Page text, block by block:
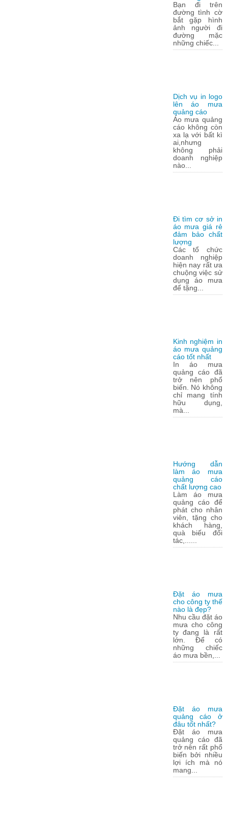
Bạn đi trên
đường tình cờ
bắt gặp hình
ảnh người đi
đường mặc
những chiếc...
Dịch vụ in logo
lên áo mưa
quảng cáo
Áo mưa quảng
cáo không còn
xa lạ với bất kì
ai,nhưng
không phải
doanh nghiệp
nào...
Đi tìm cơ sở in
áo mưa giá rẻ
đảm bảo chất
lượng
Các tổ chức
doanh nghiệp
hiện nay rất ưa
chuộng việc sử
dụng áo mưa
để tặng...
Kinh nghiệm in
áo mưa quảng
cáo tốt nhất
In áo mưa
quảng cáo đã
trở nên phổ
biến. Nó không
chỉ mang tính
hữu dụng,
mà...
Hướng dẫn
làm áo mưa
quảng cáo
chất lượng cao
Làm áo mưa
quảng cáo để
phát cho nhân
viên, tặng cho
khách hàng,
quà biếu đối
tác,......
Đặt áo mưa
cho công ty thế
nào là đẹp?
Nhu cầu đặt áo
mưa cho công
ty đang là rất
lớn. Để có
những chiếc
áo mưa bền,...
Đặt áo mưa
quảng cáo ở
đâu tốt nhất?
Đặt áo mưa
quảng cáo đã
trở nên rất phổ
biến bởi nhiều
lợi ích mà nó
mang...